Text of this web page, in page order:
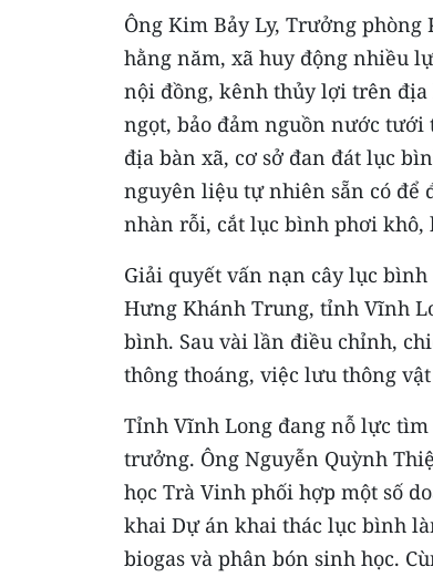
Ông Kim Bảy Ly, Trưởng
hằng năm, xã huy động nhiều
nội đồng, kênh thủy lợi trên
ngọt, bảo đảm nguồn nước tưới
địa bàn xã, cơ sở đan đát lục
nguyên liệu tự nhiên sẵn có để
nhàn rỗi, cắt lục bình phơi khô,
Giải quyết vấn nạn cây lục
Hưng Khánh Trung, tỉnh Vĩnh
bình. Sau vài lần điều chỉnh,
thông thoáng, việc lưu thông
Tỉnh Vĩnh Long đang nỗ lực
trưởng. Ông Nguyễn Quỳnh
học Trà Vinh phối hợp một số
khai Dự án khai thác lục bình
biogas và phân bón sinh học.